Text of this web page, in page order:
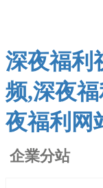
深夜福利
频,深夜
夜福利网
企業分站